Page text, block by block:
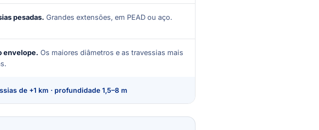
pesadas. Grandes extensões, em PEAD ou aço.
envelope. Os maiores diâmetros e as travessias mais
de +1 km · profundidade 1,5–8 m